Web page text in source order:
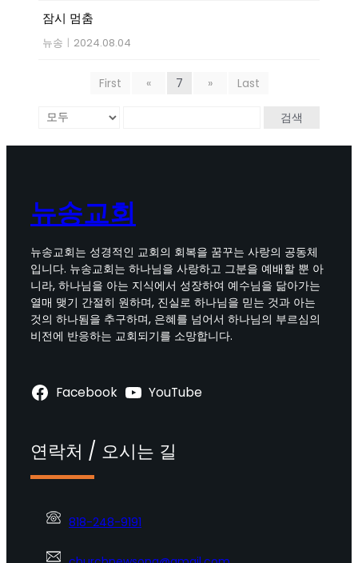
잠시 멈춤
뉴송 | 2024.08.04
First « 7 » Last
검색
뉴송교회
뉴송교회는 성경적인 교회의 회복을 꿈꾸는 사랑의 공동체
입니다. 뉴송교회는 하나님을 사랑하고 그분을 예배할 뿐 아
니라, 하나님을 아는 지식에서 성장하여 예수님을 닮아가는
열매 맺기 간절히 원하며, 진실로 하나님을 믿는 것과 아는
것의 하나됨을 추구하며, 은혜를 넘어서 하나님의 부르심의
비전에 반응하는 교회되기를 소망합니다.
Facebook YouTube
연락처 / 오시는 길
818-248-9191